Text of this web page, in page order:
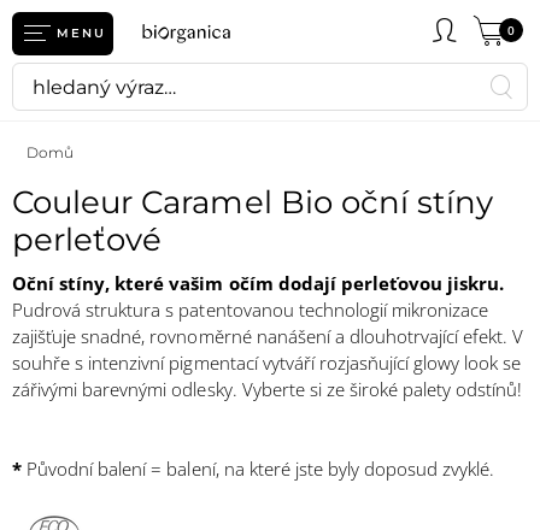
MENU 0
Domů
Couleur Caramel Bio oční stíny
perleťové
Oční stíny, které vašim očím dodají perleťovou jiskru.
Pudrová struktura s patentovanou technologií mikronizace
zajišťuje snadné, rovnoměrné nanášení a dlouhotrvající efekt. V
souhře s intenzivní pigmentací vytváří rozjasňující glowy look se
zářivými barevnými odlesky. Vyberte si ze široké palety odstínů!
* Původní balení = balení, na které jste byly doposud zvyklé.